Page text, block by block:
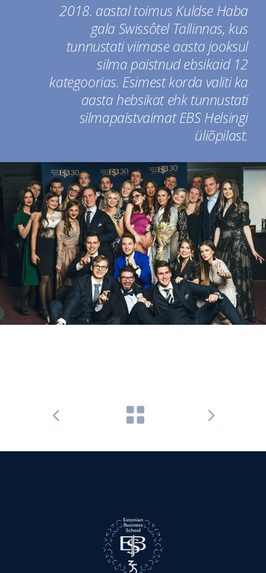
2018. aastal toimus Kuldse Haba
gala Swissôtel Tallinnas, kus
tunnustati viimase aasta jooksul
silma paistnud ebsikaid 12
kategoorias. Esimest korda valiti ka
aasta hebsikat ehk tunnustati
silmapaistvaimat EBS Helsingi
üliõpilast.